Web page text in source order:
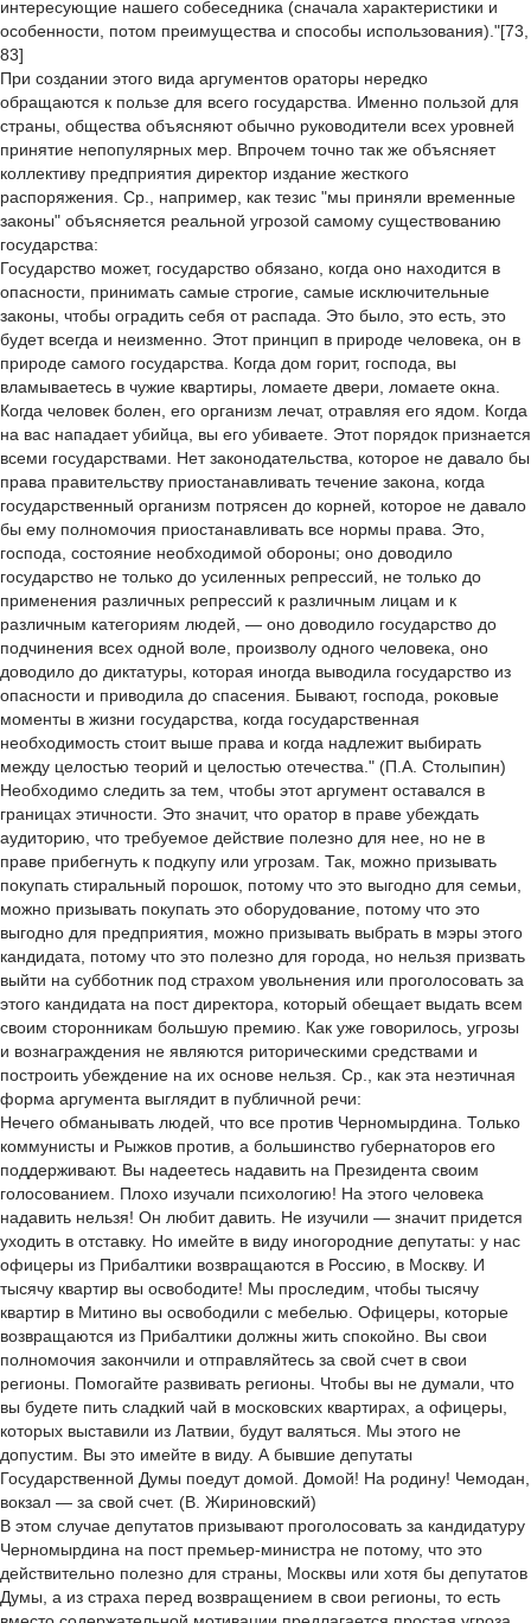
интересующие нашего собеседника (сначала характеристики и
особенности, потом преимущества и способы использования)."[73,
83]
При создании этого вида аргументов ораторы нередко
обращаются к пользе для всего государства. Именно пользой для
страны, общества объясняют обычно руководители всех уровней
принятие непопулярных мер. Впрочем точно так же объясняет
коллективу предприятия директор издание жесткого
распоряжения. Ср., например, как тезис "мы приняли временные
законы" объясняется реальной угрозой самому существованию
государства:
Государство может, государство обязано, когда оно находится в
опасности, принимать самые строгие, самые исключительные
законы, чтобы оградить себя от распада. Это было, это есть, это
будет всегда и неизменно. Этот принцип в природе человека, он в
природе самого государства. Когда дом горит, господа, вы
вламываетесь в чужие квартиры, ломаете двери, ломаете окна.
Когда человек болен, его организм лечат, отравляя его ядом. Когда
на вас нападает убийца, вы его убиваете. Этот порядок признается
всеми государствами. Нет законодательства, которое не давало бы
права правительству приостанавливать течение закона, когда
государственный организм потрясен до корней, которое не давало
бы ему полномочия приостанавливать все нормы права. Это,
господа, состояние необходимой обороны; оно доводило
государство не только до усиленных репрессий, не только до
применения различных репрессий к различным лицам и к
различным категориям людей, — оно доводило государство до
подчинения всех одной воле, произволу одного человека, оно
доводило до диктатуры, которая иногда выводила государство из
опасности и приводила до спасения. Бывают, господа, роковые
моменты в жизни государства, когда государственная
необходимость стоит выше права и когда надлежит выбирать
между целостью теорий и целостью отечества." (П.А. Столыпин)
Необходимо следить за тем, чтобы этот аргумент оставался в
границах этичности. Это значит, что оратор в праве убеждать
аудиторию, что требуемое действие полезно для нее, но не в
праве прибегнуть к подкупу или угрозам. Так, можно призывать
покупать стиральный порошок, потому что это выгодно для семьи,
можно призывать покупать это оборудование, потому что это
выгодно для предприятия, можно призывать выбрать в мэры этого
кандидата, потому что это полезно для города, но нельзя призвать
выйти на субботник под страхом увольнения или проголосовать за
этого кандидата на пост директора, который обещает выдать всем
своим сторонникам большую премию. Как уже говорилось, угрозы
и вознаграждения не являются риторическими средствами и
построить убеждение на их основе нельзя. Ср., как эта неэтичная
форма аргумента выглядит в публичной речи:
Нечего обманывать людей, что все против Черномырдина. Только
коммунисты и Рыжков против, а большинство губернаторов его
поддерживают. Вы надеетесь надавить на Президента своим
голосованием. Плохо изучали психологию! На этого человека
надавить нельзя! Он любит давить. Не изучили — значит придется
уходить в отставку. Но имейте в виду иногородние депутаты: у нас
офицеры из Прибалтики возвращаются в Россию, в Москву. И
тысячу квартир вы освободите! Мы проследим, чтобы тысячу
квартир в Митино вы освободили с мебелью. Офицеры, которые
возвращаются из Прибалтики должны жить спокойно. Вы свои
полномочия закончили и отправляйтесь за свой счет в свои
регионы. Помогайте развивать регионы. Чтобы вы не думали, что
вы будете пить сладкий чай в московских квартирах, а офицеры,
которых выставили из Латвии, будут валяться. Мы этого не
допустим. Вы это имейте в виду. А бывшие депутаты
Государственной Думы поедут домой. Домой! На родину! Чемодан,
вокзал — за свой счет. (В. Жириновский)
В этом случае депутатов призывают проголосовать за кандидатуру
Черномырдина на пост премьер-министра не потому, что это
действительно полезно для страны, Москвы или хотя бы депутатов
Думы, а из страха перед возвращением в свои регионы, то есть